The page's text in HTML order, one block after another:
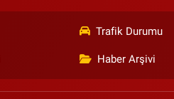
Trafik Durumu
Haber Arşivi